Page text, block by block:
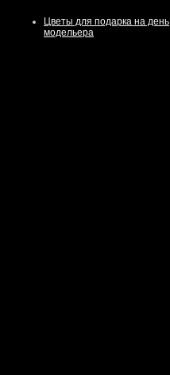
Цветы для подарка на день
модельера